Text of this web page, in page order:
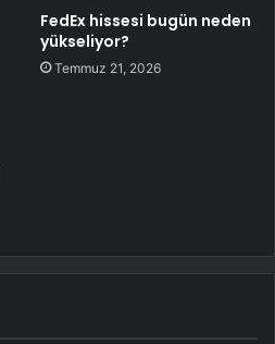
FedEx hissesi bugün neden
yükseliyor?
Temmuz 21, 2026